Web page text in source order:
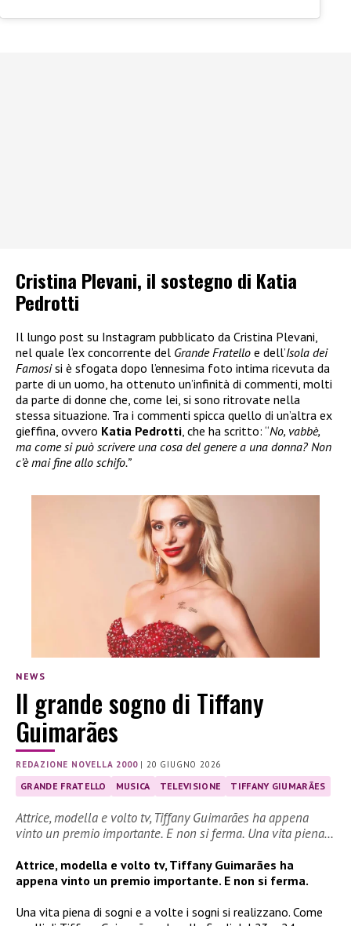
Cristina Plevani, il sostegno di Katia
Pedrotti
Il lungo post su Instagram pubblicato da Cristina Plevani,
nel quale l’ex concorrente del Grande Fratello e dell’Isola dei
Famosisi è sfogata dopo l’ennesima foto intima ricevuta da
parte di un uomo, ha ottenuto un’infinità di commenti, molti
da parte di donne che, come lei, si sono ritrovate nella
stessa situazione. Tra i commenti spicca quello di un’altra ex
gieffina, ovvero Katia Pedrotti, che ha scritto: “No, vabbè,
ma come si può scrivere una cosa del genere a una donna? Non
c’è mai fine allo schifo.”
NEWS
Il grande sogno di Tiffany
Guimarães
REDAZIONE NOVELLA 2000|20 GIUGNO 2026
GRANDE FRATELLO MUSICA TELEVISIONE TIFFANY GIUMARÃES
Attrice, modella e volto tv, Tiffany Guimarães ha appena
vinto un premio importante. E non si ferma. Una vita piena…
Attrice, modella e volto tv, Tiffany Guimarães ha
appena vinto un premio importante. E non si ferma.
Una vita piena di sogni e a volte i sogni si realizzano. Come